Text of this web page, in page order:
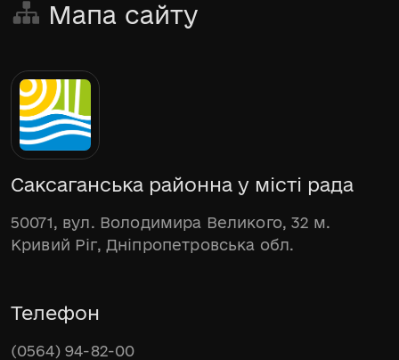
Мапа сайту
Саксаганська районна у місті рада
50071, вул. Володимира Великого, 32 м.
Кривий Ріг, Дніпропетровська обл.
Телефон
(0564) 94-82-00